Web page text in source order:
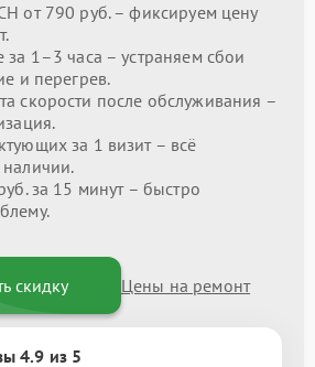
от 790 руб. – фиксируем цену
за 1–3 часа – устраняем сбои
и перегрев.
скорости после обслуживания –
за 1 визит – всё
за 15 минут – быстро
скидку Цены на ремонт
4.9 из 5